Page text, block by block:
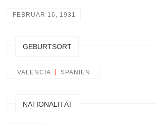
FEBRUAR 16, 1931
GEBURTSORT
VALENCIA SPANIEN
NATIONALITÄT